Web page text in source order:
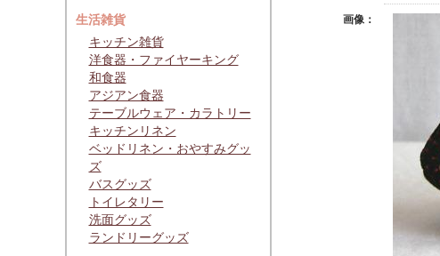
生活雑貨
キッチン雑貨
洋食器・ファイヤーキング
和食器
アジアン食器
テーブルウェア・カラトリー
キッチンリネン
ベッドリネン・おやすみグッ
ズ
バスグッズ
トイレタリー
洗面グッズ
ランドリーグッズ
画像：